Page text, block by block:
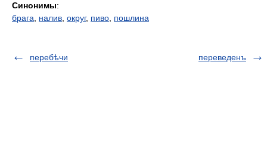
Синонимы:
брага
налив округ, пиво пошлина
перебѣчи переведенъ